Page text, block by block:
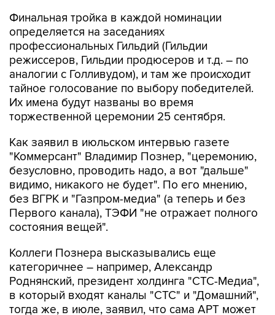
профессиональных Гильдий (Гильдии
режиссеров, Гильдии продюсеров и т.д. – по
аналогии с Голливудом), и там же происходит
тайное голосование по выбору победителей.
Их имена будут названы во время
торжественной церемонии 25 сентября.
Как заявил в июльском интервью газете
безусловно, проводить надо, а вот "дальше"
видимо, никакого не будет". По его мнению,
без ВГРК и "Газпром-медиа" (а теперь и без
Первого канала), ТЭФИ "не отражает полного
состояния вещей".
Коллеги Познера высказывались еще
Роднянский, президент холдинга "СТС-Медиа",
в который входят каналы "СТС" и "Домашний",
тогда же, в июле, заявил, что сама АРТ может
прекратить свое существование, если гиганты